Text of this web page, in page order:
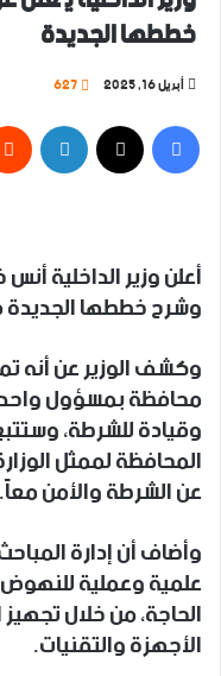
خططها الجديدة
أبريل 16, 2025 627
فيسبوك‫X
أعلن وزير الداخلية
وشرح خططها الجديدة
وكشف الوزير عن أنه
محافظة بمسؤول
وقيادة للشرطة،
المحافظة لممثل
عن الشرطة والأمن معاً.
وأضاف أن إدارة
علمية وعملية
الحاجة، من خلال
الأجهزة والتقنيات.